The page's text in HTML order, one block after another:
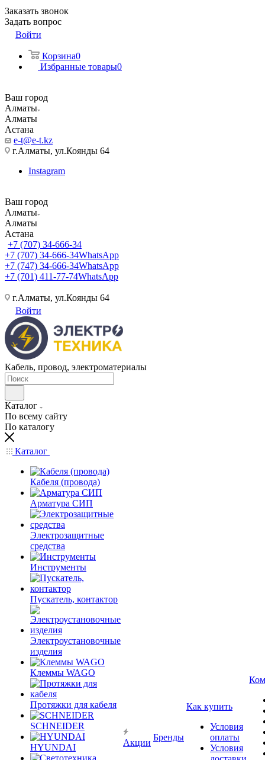
Заказать звонок
Задать вопрос
Войти
Корзина0
Избранные товары0
Ваш город
Алматы
Алматы
Астана
e-t@e-t.kz
г.Алматы, ул.Коянды 64
Instagram
Ваш город
Алматы
Алматы
Астана
+7 (707) 34-666-34
+7 (707) 34-666-34WhatsApp
+7 (747) 34-666-34WhatsApp
+7 (701) 411-77-74WhatsApp
г.Алматы, ул.Коянды 64
Войти
Кабель, провод, электроматериалы
Каталог
По всему сайту
По каталогу
Каталог
Кабеля (провода)
Арматура СИП
Электрозащитные
средства
Инструменты
Пускатель, контактор
Электроустановочные
изделия
Клеммы WAGO
Протяжки для кабеля
SCHNEIDER
HYUNDAI Акции
Бренды
Как купить
Условия
оплаты
Условия